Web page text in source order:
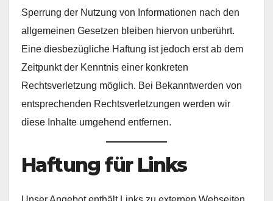
Sperrung der Nutzung von Informationen nach den
allgemeinen Gesetzen bleiben hiervon unberührt.
Eine diesbezügliche Haftung ist jedoch erst ab dem
Zeitpunkt der Kenntnis einer konkreten
Rechtsverletzung möglich. Bei Bekanntwerden von
entsprechenden Rechtsverletzungen werden wir
diese Inhalte umgehend entfernen.
Haftung für Links